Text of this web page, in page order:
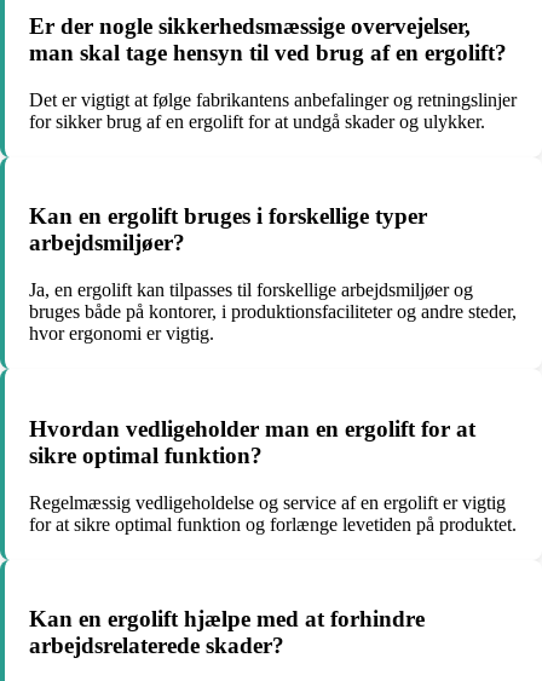
Er der nogle sikkerhedsmæssige overvejelser,
man skal tage hensyn til ved brug af en ergolift?
Det er vigtigt at følge fabrikantens anbefalinger og retningslinjer
for sikker brug af en ergolift for at undgå skader og ulykker.
Kan en ergolift bruges i forskellige typer
arbejdsmiljøer?
Ja, en ergolift kan tilpasses til forskellige arbejdsmiljøer og
bruges både på kontorer, i produktionsfaciliteter og andre steder,
hvor ergonomi er vigtig.
Hvordan vedligeholder man en ergolift for at
sikre optimal funktion?
Regelmæssig vedligeholdelse og service af en ergolift er vigtig
for at sikre optimal funktion og forlænge levetiden på produktet.
Kan en ergolift hjælpe med at forhindre
arbejdsrelaterede skader?